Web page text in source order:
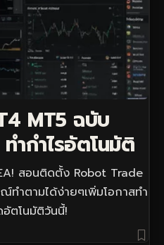
MT5 ฉบับ
กำไรอัตโนมัติ
สอนติดตั้ง Robot Trade
ำตามได้ง่ายๆเพิ่มโอกาสทำ
อัตโนมัติวันนี้!